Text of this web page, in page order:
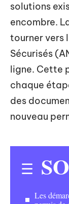
solutions
encombre.
tourner vers
Sécurisés
ligne. Cette
chaque
des
nouveau
Les